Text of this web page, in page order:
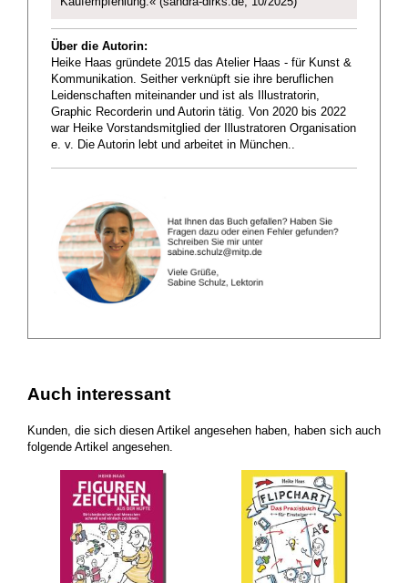
Über die Autorin:
Heike Haas gründete 2015 das Atelier Haas - für Kunst &
Kommunikation. Seither verknüpft sie ihre beruflichen
Leidenschaften miteinander und ist als Illustratorin,
Graphic Recorderin und Autorin tätig. Von 2020 bis 2022
war Heike Vorstandsmitglied der Illustratoren Organisation
e. v. Die Autorin lebt und arbeitet in München..
Auch interessant
Kunden, die sich diesen Artikel angesehen haben, haben sich auch
folgende Artikel angesehen.